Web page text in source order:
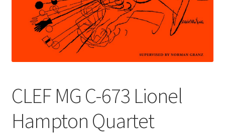
CLEF MG C-673 Lionel
Hampton Quartet